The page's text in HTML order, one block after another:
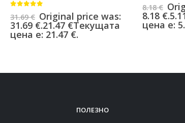
31.69€ Original price was:
31.69 €.21.47 €Текущата
цена е: 21.47 €.
8.18€
8.18 €.
цена е:
ПОЛЕЗНО